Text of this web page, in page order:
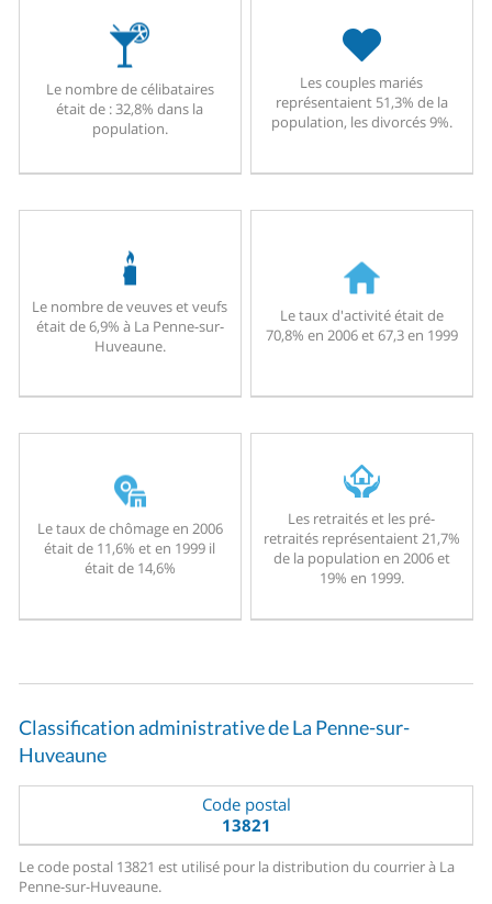
Le nombre de célibataires
était de : 32,8% dans la
population.
Les couples mariés
représentaient 51,3% de la
population, les divorcés 9%.
Le nombre de veuves et veufs
était de 6,9% à La Penne-sur-
Huveaune.
Le taux d'activité était de
70,8% en 2006 et 67,3 en 1999
Le taux de chômage en 2006
était de 11,6% et en 1999 il
était de 14,6%
Les retraités et les pré-
retraités représentaient 21,7%
de la population en 2006 et
19% en 1999.
Classification administrative de La Penne-sur-
Huveaune
Code postal
13821
Le code postal 13821 est utilisé pour la distribution du courrier à La
Penne-sur-Huveaune.